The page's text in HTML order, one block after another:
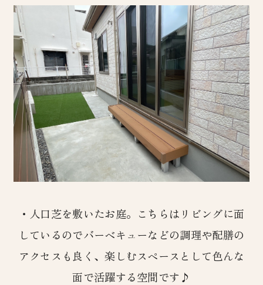
・人口芝を敷いたお庭。こちらはリビングに面
しているのでバーベキューなどの調理や配膳の
アクセスも良く、楽しむスペースとして色んな
面で活躍する空間です♪